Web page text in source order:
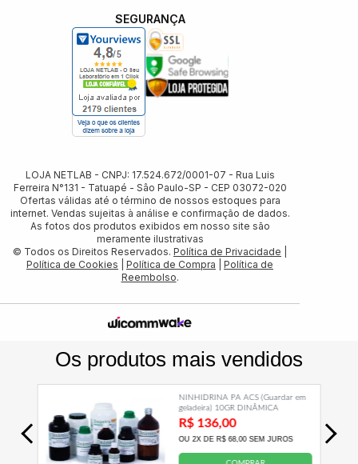
SEGURANÇA
LOJA NETLAB - CNPJ: 17.524.672/0001-07 - Rua Luis
Ferreira N°131 - Tatuapé - Sâo Paulo-SP - CEP 03072-020
Ofertas válidas até o término de nossos estoques para
internet. Vendas sujeitas à análise e confirmação de dados.
As fotos dos produtos exibidos em nosso site são
meramente ilustrativas
© Todos os Direitos Reservados. Política de Privacidade
Política de Cookies
Política de Compra
Política de
Reembolso.